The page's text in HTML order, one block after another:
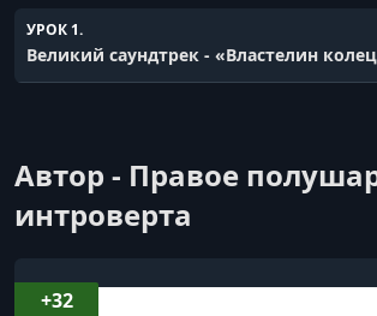
УРОК 1.
Великий саундтрек - «Властелин
Автор - Правое
интроверта
+32